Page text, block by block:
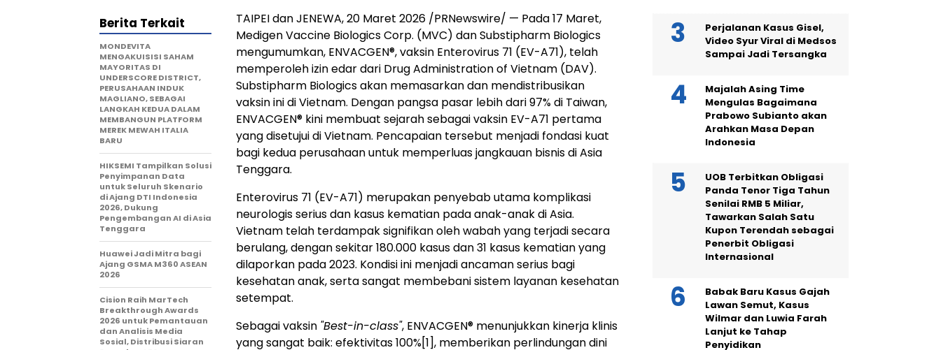
TAIPEI dan JENEWA, 20 Maret 2026 /PRNewswire/ — Pada 17 Maret,
Medigen Vaccine Biologics Corp. (MVC) dan Substipharm Biologics
mengumumkan, ENVACGEN®, vaksin Enterovirus 71 (EV-A71), telah
memperoleh izin edar dari Drug Administration of Vietnam (DAV).
Substipharm Biologics akan memasarkan dan mendistribusikan
vaksin ini di Vietnam. Dengan pangsa pasar lebih dari 97% di Taiwan,
ENVACGEN® kini membuat sejarah sebagai vaksin EV-A71 pertama
yang disetujui di Vietnam. Pencapaian tersebut menjadi fondasi kuat
bagi kedua perusahaan untuk memperluas jangkauan bisnis di Asia
Tenggara.
Enterovirus 71 (EV-A71) merupakan penyebab utama komplikasi
neurologis serius dan kasus kematian pada anak-anak di Asia.
Vietnam telah terdampak signifikan oleh wabah yang terjadi secara
berulang, dengan sekitar 180.000 kasus dan 31 kasus kematian yang
dilaporkan pada 2023. Kondisi ini menjadi ancaman serius bagi
kesehatan anak, serta sangat membebani sistem layanan kesehatan
setempat.
Sebagai vaksin "Best-in-class", ENVACGEN® menunjukkan kinerja klinis
yang sangat baik: efektivitas 100%[1], memberikan perlindungan dini
Berita Terkait
MONDEVITA
MENGAKUISISI SAHAM
MAYORITAS DI
UNDERSCORE DISTRICT,
PERUSAHAAN INDUK
MAGLIANO, SEBAGAI
LANGKAH KEDUA DALAM
MEMBANGUN PLATFORM
MEREK MEWAH ITALIA
BARU
HIKSEMI Tampilkan Solusi
Penyimpanan Data
untuk Seluruh Skenario
di Ajang DTI Indonesia
2026, Dukung
Pengembangan AI di Asia
Tenggara
Huawei Jadi Mitra bagi
Ajang GSMA M360 ASEAN
2026
Cision Raih MarTech
Breakthrough Awards
2026 untuk Pemantauan
dan Analisis Media
Sosial, Distribusi Siaran
Perjalanan Kasus Gisel,
Video Syur Viral di Medsos
Sampai Jadi Tersangka
Majalah Asing Time
Mengulas Bagaimana
Prabowo Subianto akan
Arahkan Masa Depan
Indonesia
UOB Terbitkan Obligasi
Panda Tenor Tiga Tahun
Senilai RMB 5 Miliar,
Tawarkan Salah Satu
Kupon Terendah sebagai
Penerbit Obligasi
Internasional
Babak Baru Kasus Gajah
Lawan Semut, Kasus
Wilmar dan Luwia Farah
Lanjut ke Tahap
Penyidikan